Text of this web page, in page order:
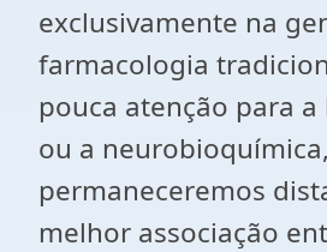
exclusivamente na
farmacologia
pouca atenção para
ou a neurobioquímica,
permaneceremos
melhor associação